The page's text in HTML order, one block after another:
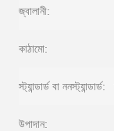
জ্বালানী:
কাঠামো:
স্ট্যান্ডার্ড বা ননস্ট্যান্ডার্ড:
উপাদান: